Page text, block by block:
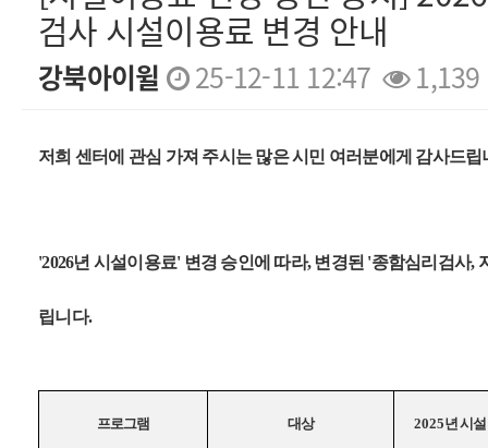
검사 시설이용료 변경 안내
강북아이윌 25-12-11 12:47 1,139
본문
저희 센터에 관심 가져 주시는 많은 시민 여러분에게 감사드립
'2026년 시설이용료' 변경 승인에 따라, 변경된 '종함심리검사,
립니다.
프로그램 대상 2025년 시